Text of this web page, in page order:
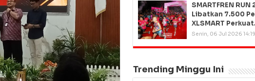
SMARTFREN RUN
Libatkan 7.500
XLSMART Perkuat
Kedekatan
Senin, 06 Jul 2026
Trending Minggu Ini